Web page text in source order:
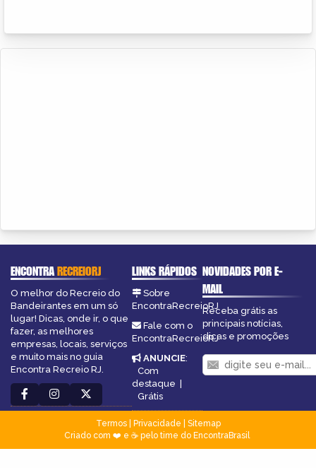
ENCONTRARECREIORJ
O melhor do Recreio do
Bandeirantes em um só
lugar! Dicas, onde ir, o que
fazer, as melhores
empresas, locais, serviços
e muito mais no guia
Encontra Recreio RJ.
LINKS RÁPIDOS
Sobre
EncontraRecreioRJ
Fale com o
EncontraRecreioRJ
ANUNCIE:
Com
destaque |
Grátis
NOVIDADES POR E-
MAIL
Receba grátis as
principais notícias,
dicas e promoções
Termos| Privacidade
Sitemap
Criado com ❤️ e ☕ pelo time do EncontraBrasil